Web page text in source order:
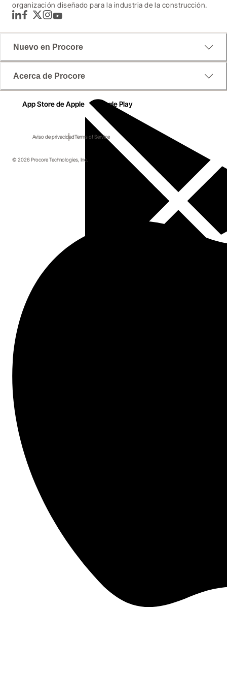
organización diseñado para la industria de la construcción.
LinkedInFacebook
TwitterInstagram
YouTube
Nuevo en Procore
Acerca de Procore
App Store de Apple Google Play
Aviso de privacidadTerms of Service
© 2026 Procore Technologies, Inc.